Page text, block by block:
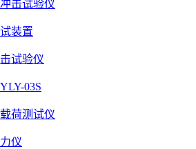
击试验仪
装置
试验仪
03S
荷测试仪
仪